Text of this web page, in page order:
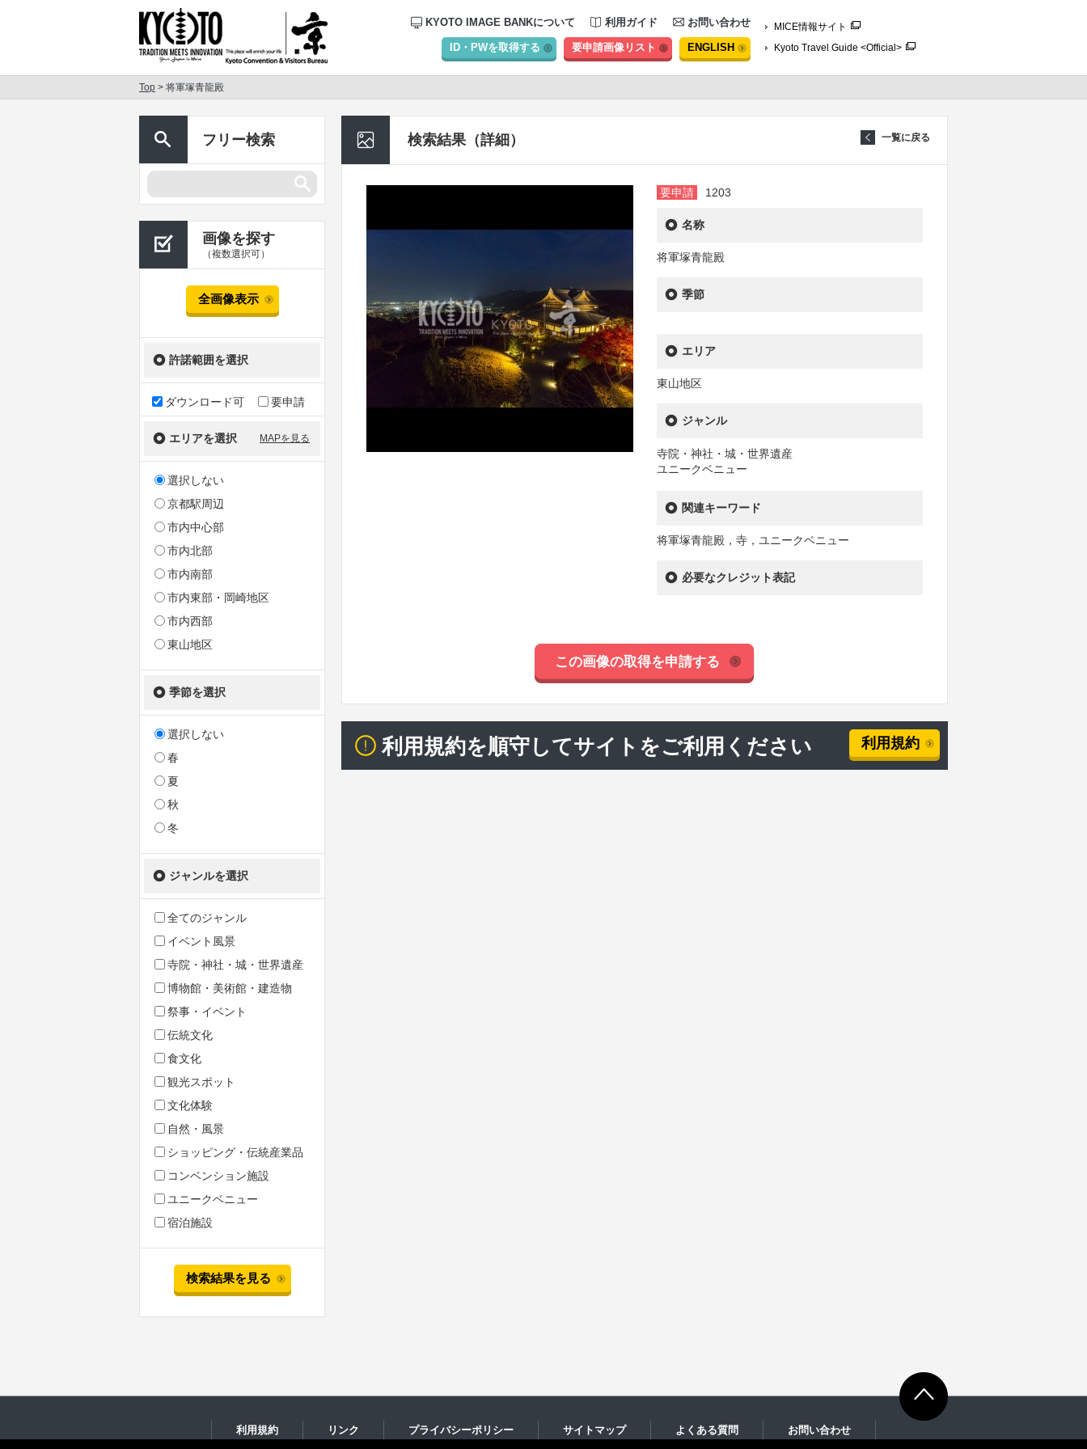
KYOTO IMAGE BANKについて 利用ガイド お問い合わせ
ID・PWを取得する 要申請画像リスト ENGLISH
MICE情報サイト
Kyoto Travel Guide <Official>
Top > 将軍塚青龍殿
フリー検索
画像を探す
（複数選択可）
全画像表示
許諾範囲を選択
ダウンロード可 要申請
エリアを選択 MAPを見る
選択しない
京都駅周辺
市内中心部
市内北部
市内南部
市内東部・岡崎地区
市内西部
東山地区
季節を選択
選択しない
春
夏
秋
冬
ジャンルを選択
全てのジャンル
イベント風景
寺院・神社・城・世界遺産
博物館・美術館・建造物
祭事・イベント
伝統文化
食文化
観光スポット
文化体験
自然・風景
ショッピング・伝統産業品
コンベンション施設
ユニークベニュー
宿泊施設
検索結果を見る
検索結果（詳細） 一覧に戻る
要申請 1203
名称
将軍塚青龍殿
季節
エリア
東山地区
ジャンル
寺院・神社・城・世界遺産
ユニークベニュー
関連キーワード
将軍塚青龍殿，寺，ユニークベニュー
必要なクレジット表記
この画像の取得を申請する
利用規約を順守してサイトをご利用ください 利用規約
利用規約 リンク プライバシーポリシー サイトマップ よくある質問 お問い合わせ